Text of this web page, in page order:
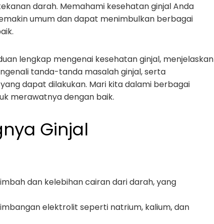
darah. Memahami kesehatan ginjal Anda
umum dan dapat menimbulkan berbagai
lengkap mengenai kesehatan ginjal, menjelaskan
tanda-tanda masalah ginjal, serta
dapat dilakukan. Mari kita dalami berbagai
merawatnya dengan baik.
Ginjal
dan kelebihan cairan dari darah, yang
elektrolit seperti natrium, kalium, dan